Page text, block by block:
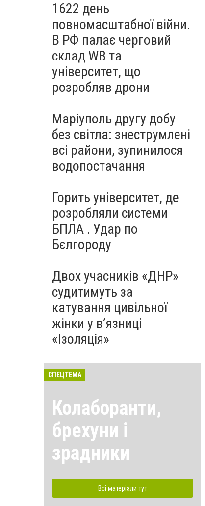
1622 день
повномасштабної війни.
В РФ палає черговий
склад WB та
університет, що
розробляв дрони
Маріуполь другу добу
без світла: знеструмлені
всі райони, зупинилося
водопостачання
Горить університет, де
розробляли системи
БПЛА . Удар по
Бєлгороду
Двох учасників «ДНР»
судитимуть за
катування цивільної
жінки у в’язниці
«Ізоляція»
СПЕЦТЕМА
Колаборанти,
брехуни і
зрадники
Всі матеріали тут